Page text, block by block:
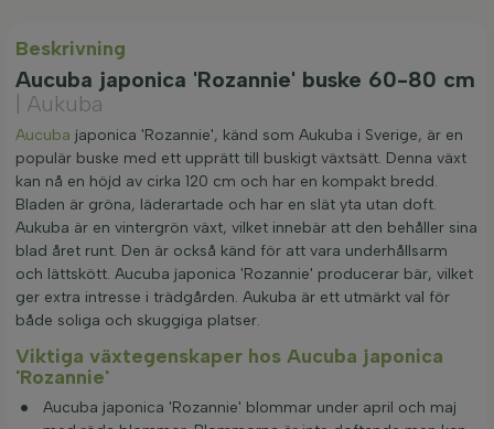
Beskrivning
Aucuba japonica 'Rozannie' buske 60-80 cm
| Aukuba
Aucuba japonica 'Rozannie', känd som Aukuba i Sverige, är en
populär buske med ett upprätt till buskigt växtsätt. Denna växt
kan nå en höjd av cirka 120 cm och har en kompakt bredd.
Bladen är gröna, läderartade och har en slät yta utan doft.
Aukuba är en vintergrön växt, vilket innebär att den behåller sina
blad året runt. Den är också känd för att vara underhållsarm
och lättskött. Aucuba japonica 'Rozannie' producerar bär, vilket
ger extra intresse i trädgården. Aukuba är ett utmärkt val för
både soliga och skuggiga platser.
Viktiga växtegenskaper hos Aucuba japonica
'Rozannie'
Aucuba japonica 'Rozannie' blommar under april och maj